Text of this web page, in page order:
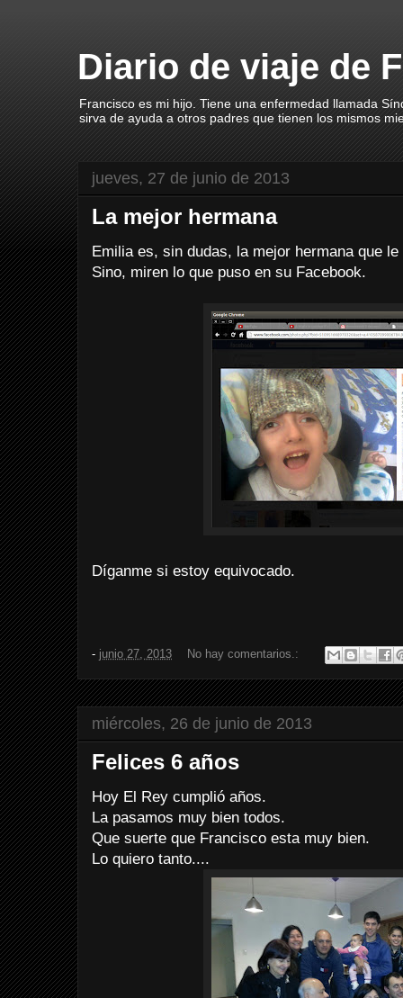
Diario de viaje de
Francisco es mi hijo. Tiene una enfermedad llamada
sirva de ayuda a otros padres que tienen los mismos
jueves, 27 de junio de 2013
La mejor hermana
Emilia es, sin dudas, la mejor hermana que
Sino, miren lo que puso en su Facebook.
Díganme si estoy equivocado.
- junio 27, 2013 No hay comentarios.:
miércoles, 26 de junio de 2013
Felices 6 años
Hoy El Rey cumplió años.
La pasamos muy bien todos.
Que suerte que Francisco esta muy bien.
Lo quiero tanto....